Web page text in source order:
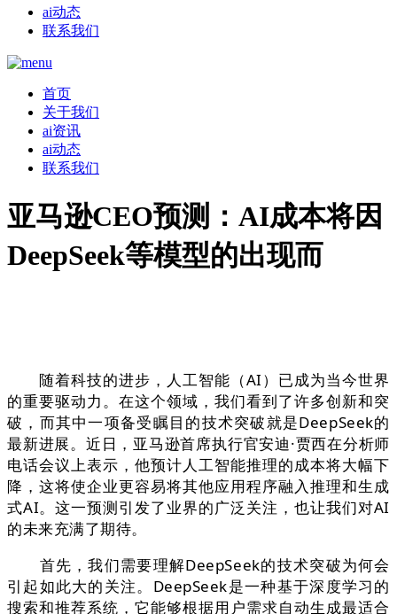
ai动态
联系我们
首页
关于我们
ai资讯
ai动态
联系我们
亚马逊CEO预测：AI成本将因
DeepSeek等模型的出现而
随着科技的进步，人工智能（AI）已成为当今世界
的重要驱动力。在这个领域，我们看到了许多创新和突
破，而其中一项备受瞩目的技术突破就是DeepSeek的
最新进展。近日，亚马逊首席执行官安迪·贾西在分析师
电话会议上表示，他预计人工智能推理的成本将大幅下
降，这将使企业更容易将其他应用程序融入推理和生成
式AI。这一预测引发了业界的广泛关注，也让我们对AI
的未来充满了期待。
首先，我们需要理解DeepSeek的技术突破为何会
引起如此大的关注。DeepSeek是一种基于深度学习的
搜索和推荐系统，它能够根据用户需求自动生成最适合